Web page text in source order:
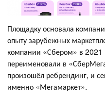
Площадку основала
опыту зарубежных
компании «Сбером» в 2021
переименовали в
произошёл ребрендинг, и
именно «Мегамаркет».